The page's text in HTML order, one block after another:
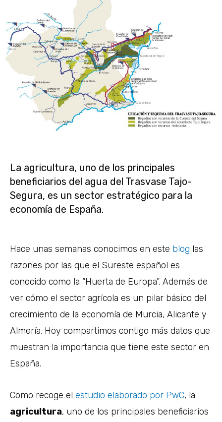
La agricultura, uno de los principales
beneficiarios del agua del Trasvase Tajo-
Segura, es un sector estratégico para la
economía de España.
Hace unas semanas conocimos en este blog las
razones por las que el Sureste español es
conocido como la “Huerta de Europa”. Además de
ver cómo el sector agrícola es un pilar básico del
crecimiento de la economía de Murcia, Alicante y
Almería. Hoy compartimos contigo más datos que
muestran la importancia que tiene este sector en
España.
Como recoge el estudio elaborado por PwC, la
agricultura, uno de los principales beneficiarios